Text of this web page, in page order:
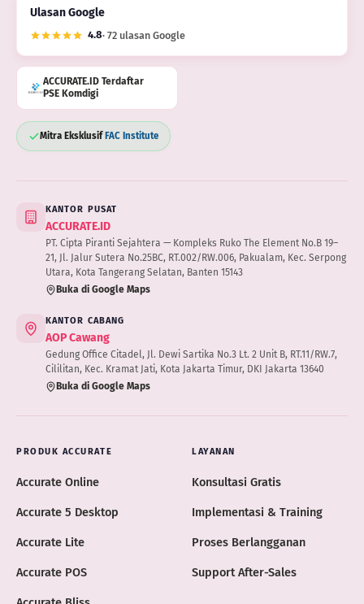
Ulasan Google
4.8· 72 ulasan Google
ACCURATE.ID Terdaftar
PSE Komdigi
Mitra Eksklusif FAC Institute
KANTOR PUSAT
ACCURATE.ID
PT. Cipta Piranti Sejahtera — Kompleks Ruko The Element No.B 19–
21, Jl. Jalur Sutera No.25BC, RT.002/RW.006, Pakualam, Kec. Serpong
Utara, Kota Tangerang Selatan, Banten 15143
Buka di Google Maps
KANTOR CABANG
AOP Cawang
Gedung Office Citadel, Jl. Dewi Sartika No.3 Lt. 2 Unit B, RT.11/RW.7,
Cililitan, Kec. Kramat Jati, Kota Jakarta Timur, DKI Jakarta 13640
Buka di Google Maps
PRODUK ACCURATE
Accurate Online
Accurate 5 Desktop
Accurate Lite
Accurate POS
LAYANAN
Konsultasi Gratis
Implementasi & Training
Proses Berlangganan
Support After-Sales